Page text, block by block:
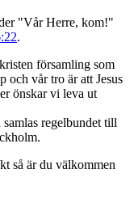
"Vår Herre, kom!"
.
församling som
och vår tro är att Jesus
önskar vi leva ut
regelbundet till
så är du välkommen